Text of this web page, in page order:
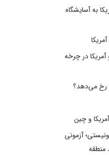
به آسایشگاه
در چرخه
رخ می‌دهد؟
و چین
آزمونی
منطقه